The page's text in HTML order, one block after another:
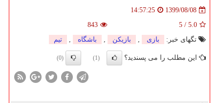
1399/08/08
14:57:25
5.0
/
5
843
تگهای خبر:
بازی , بازیكن , باشگاه , تیم
این مطلب را می پسندید؟ (1)
(0)